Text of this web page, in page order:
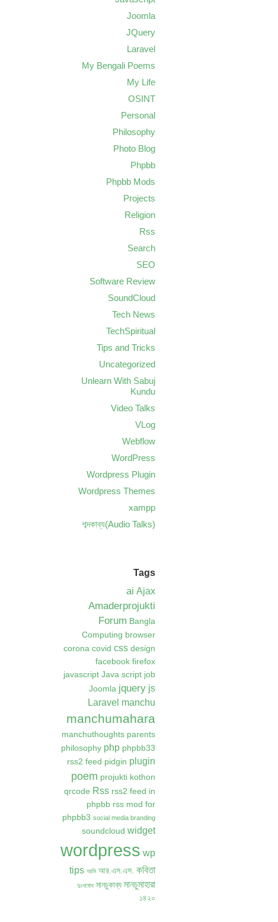
Joomla
JQuery
Laravel
My Bengali Poems
My Life
OSINT
Personal
Philosophy
Photo Blog
Phpbb
Phpbb Mods
Projects
Religion
Rss
Search
SEO
Software Review
SoundCloud
Tech News
TechSpiritual
Tips and Tricks
Uncategorized
Unlearn With Sabuj
Kundu
Video Talks
VLog
Webflow
WordPress
Wordpress Plugin
Wordpress Themes
xampp
শব্দকাব্য(Audio Talks)
Tags
ai Ajax
Amaderprojukti
Forum Bangla
Computing browser
corona covid css design
facebook firefox
javascript Java script job
Joomla jquery js
Laravel manchu
manchumahara
manchuthoughts parents
philosophy php phpbb33
rss2 feed pidgin plugin
poem projukti kothon
qrcode Rss rss2 feed in
phpbb rss mod for
phpbb3 social media branding
soundcloud widget
wordpress wp
tips আমি আর.এস.এস. কবিতা
দুঃখবোধ মানচুকাব্য মানচুমাহারা
১৪২০